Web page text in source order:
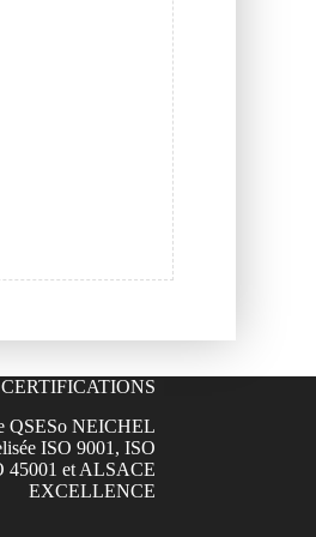
CERTIFICATIONS